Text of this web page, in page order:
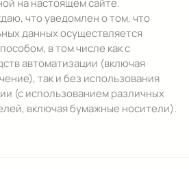
на настоящем сайте.
что уведомлен о том, что
данных осуществляется
в том числе как с
автоматизации (включая
так и без использования
(с использованием различных
включая бумажные носители).